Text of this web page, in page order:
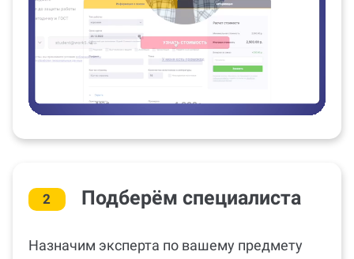
2 Подберём специалиста
Назначим эксперта по вашему предмету